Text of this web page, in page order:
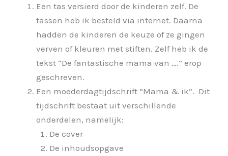
Een tas versierd door de kinderen zelf. De
tassen heb ik besteld via internet. Daarna
hadden de kinderen de keuze of ze gingen
verven of kleuren met stiften. Zelf heb ik de
tekst “De fantastische mama van ….” erop
geschreven.
Een moederdagtijdschrift “Mama & ik”. Dit
tijdschrift bestaat uit verschillende
onderdelen, namelijk:
De cover
De inhoudsopgave